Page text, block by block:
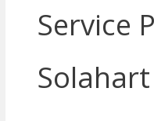
Service